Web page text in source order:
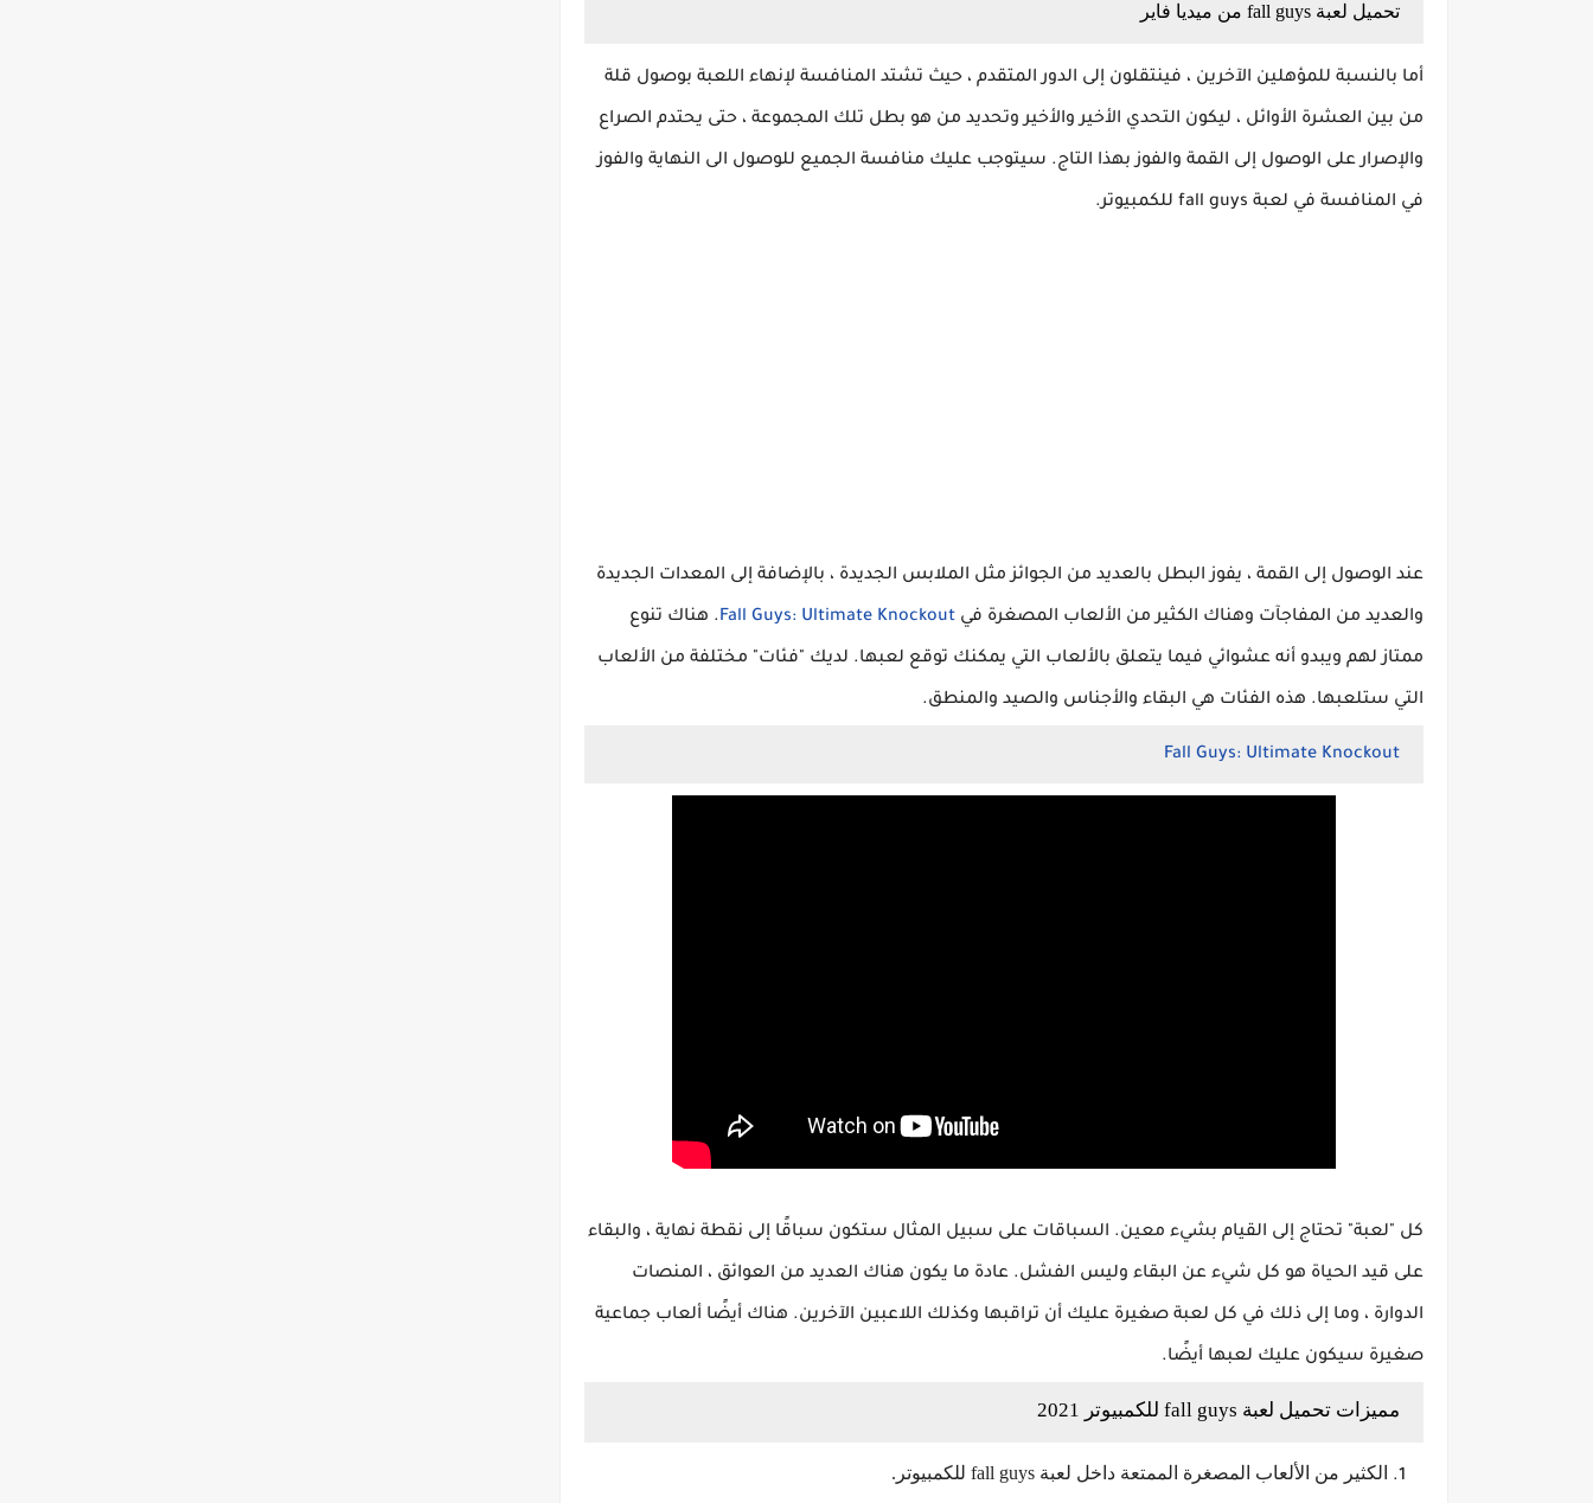
تحميل لعبة fall guys من ميديا فاير
أما بالنسبة للمؤهلين الآخرين ، فينتقلون إلى الدور المتقدم ، حيث تشتد المنافسة لإنهاء اللعبة بوصول قلة
من بين العشرة الأوائل ، ليكون التحدي الأخير والأخير وتحديد من هو بطل تلك المجموعة ، حتى يحتدم الصراع
والإصرار على الوصول إلى القمة والفوز بهذا التاج. سيتوجب عليك منافسة الجميع للوصول الى النهاية والفوز
في المنافسة في لعبة fall guys للكمبيوتر.
عند الوصول إلى القمة ، يفوز البطل بالعديد من الجوائز مثل الملابس الجديدة ، بالإضافة إلى المعدات الجديدة
والعديد من المفاجآت وهناك الكثير من الألعاب المصغرة في Fall Guys: Ultimate Knockout. هناك تنوع
ممتاز لهم ويبدو أنه عشوائي فيما يتعلق بالألعاب التي يمكنك توقع لعبها. لديك "فئات" مختلفة من الألعاب
التي ستلعبها. هذه الفئات هي البقاء والأجناس والصيد والمنطق.
Fall Guys: Ultimate Knockout
كل "لعبة" تحتاج إلى القيام بشيء معين. السباقات على سبيل المثال ستكون سباقًا إلى نقطة نهاية ، والبقاء
على قيد الحياة هو كل شيء عن البقاء وليس الفشل. عادة ما يكون هناك العديد من العوائق ، المنصات
الدوارة ، وما إلى ذلك في كل لعبة صغيرة عليك أن تراقبها وكذلك اللاعبين الآخرين. هناك أيضًا ألعاب جماعية
صغيرة سيكون عليك لعبها أيضًا.
مميزات تحميل لعبة fall guys للكمبيوتر 2021
الكثير من الألعاب المصغرة الممتعة داخل لعبة fall guys للكمبيوتر.